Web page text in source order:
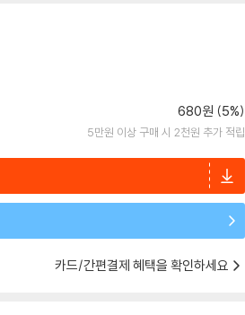
680원 (5%)
5만원 이상 구매 시 2천원 추가 적립
카드/간편결제 혜택을 확인하세요